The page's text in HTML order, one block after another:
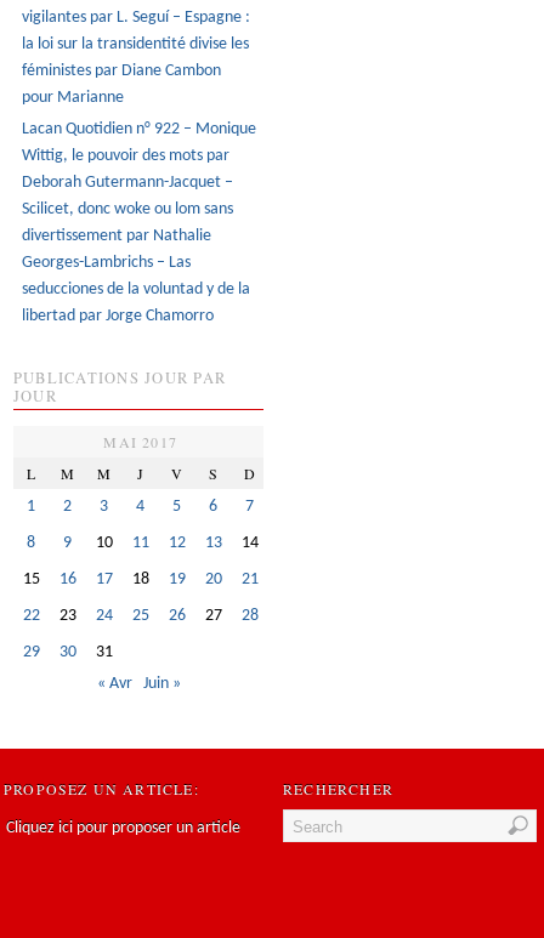
vigilantes par L. Seguí – Espagne :
la loi sur la transidentité divise les
féministes par Diane Cambon
pour Marianne
Lacan Quotidien n° 922 – Monique
Wittig, le pouvoir des mots par
Deborah Gutermann-Jacquet –
Scilicet, donc woke ou lom sans
divertissement par Nathalie
Georges-Lambrichs – Las
seducciones de la voluntad y de la
libertad par Jorge Chamorro
PUBLICATIONS JOUR PAR
JOUR
MAI 2017
L
M M J V S D
1 2 3 4 5 6
7
8
9 10 11 12 13
14
15
16 17 18 19 20
21
22
23 24 25 26 27
28
29
30
31
« Avr
Juin »
PROPOSEZ UN ARTICLE:
Cliquez ici pour proposer un article
RECHERCHER